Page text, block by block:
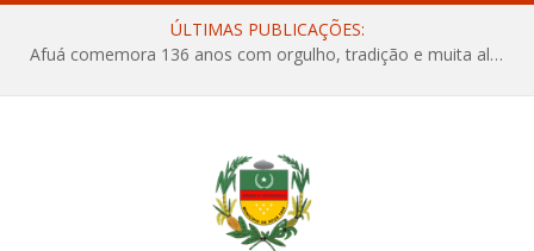
ÚLTIMAS PUBLICAÇÕES:
Afuá comemora 136 anos com orgulho, tradição e muita alegria na Quadra Dr. Nelson Salomão